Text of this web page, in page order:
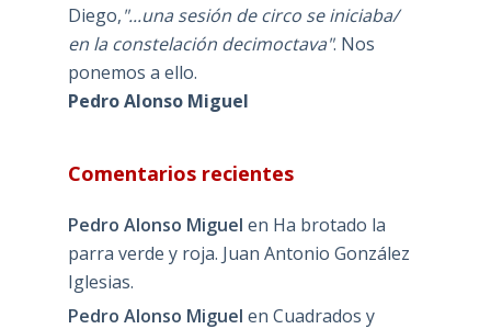
Diego,"...una sesión de circo se iniciaba/
en la constelación decimoctava". Nos
ponemos a ello.
Pedro Alonso Miguel
Comentarios recientes
Pedro Alonso Miguel en Ha brotado la
parra verde y roja. Juan Antonio González
Iglesias.
Pedro Alonso Miguel en Cuadrados y